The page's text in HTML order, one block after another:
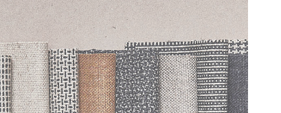
celebrate our 50th anniversary,
ReSKU 2.0 is the latest innovation
to emerge from our advanced
textile reprocessing technology,
iinouiio.